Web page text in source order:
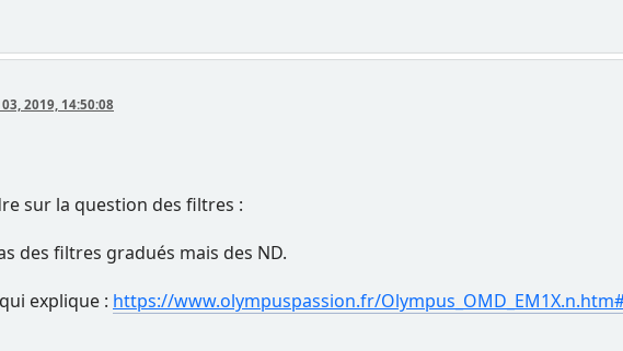
2019, 14:50:08
sur la question des filtres :
des filtres gradués mais des ND.
explique : https://www.olympuspassion.fr/